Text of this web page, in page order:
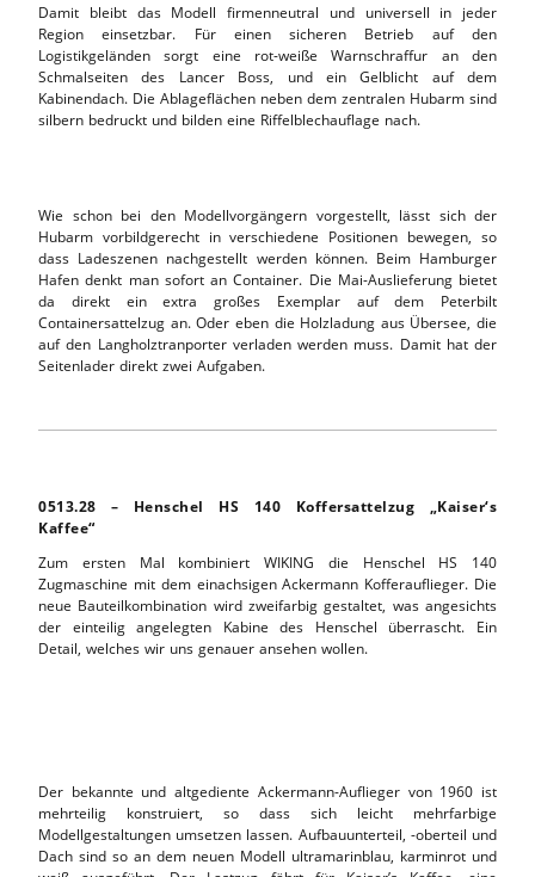
Damit bleibt das Modell firmenneutral und universell in jeder
Region einsetzbar. Für einen sicheren Betrieb auf den
Logistikgeländen sorgt eine rot-weiße Warnschraffur an den
Schmalseiten des Lancer Boss, und ein Gelblicht auf dem
Kabinendach. Die Ablageflächen neben dem zentralen Hubarm sind
silbern bedruckt und bilden eine Riffelblechauflage nach.
Wie schon bei den Modellvorgängern vorgestellt, lässt sich der
Hubarm vorbildgerecht in verschiedene Positionen bewegen, so
dass Ladeszenen nachgestellt werden können. Beim Hamburger
Hafen denkt man sofort an Container. Die Mai-Auslieferung bietet
da direkt ein extra großes Exemplar auf dem Peterbilt
Containersattelzug an. Oder eben die Holzladung aus Übersee, die
auf den Langholztranporter verladen werden muss. Damit hat der
Seitenlader direkt zwei Aufgaben.
0513.28 – Henschel HS 140 Koffersattelzug „Kaiser‘s
Kaffee“
Zum ersten Mal kombiniert WIKING die Henschel HS 140
Zugmaschine mit dem einachsigen Ackermann Kofferauflieger. Die
neue Bauteilkombination wird zweifarbig gestaltet, was angesichts
der einteilig angelegten Kabine des Henschel überrascht. Ein
Detail, welches wir uns genauer ansehen wollen.
Der bekannte und altgediente Ackermann-Auflieger von 1960 ist
mehrteilig konstruiert, so dass sich leicht mehrfarbige
Modellgestaltungen umsetzen lassen. Aufbauunterteil, -oberteil und
Dach sind so an dem neuen Modell ultramarinblau, karminrot und